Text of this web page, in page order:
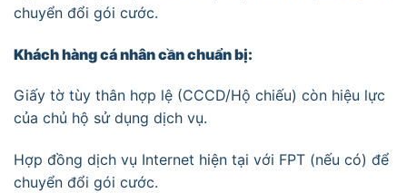
chuyển đổi gói cước.
Khách hàng cá nhân cần chuẩn bị:
Giấy tờ tùy thân hợp lệ (CCCD/Hộ chiếu) còn hiệu lực
của chủ hộ sử dụng dịch vụ.
Hợp đồng dịch vụ Internet hiện tại với FPT (nếu có) để
chuyển đổi gói cước.